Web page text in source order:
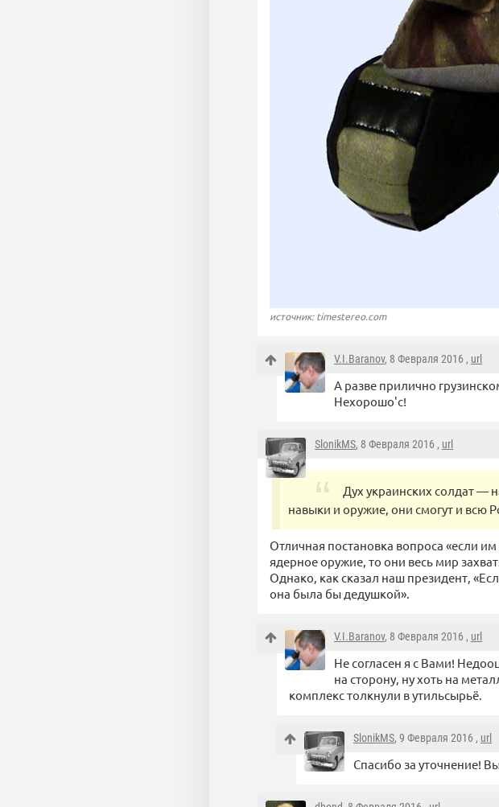
источник: timestereo.com
V.I.Baranov, 8 Февраля 2016 , url
А разве прилично
Нехорошо'с!
SlonikMS, 8 Февраля 2016 , url
Дух украинских солдат —
навыки и оружие, они смогут и всю
Отличная постановка вопроса «если
ядерное оружие, то они весь мир
Однако, как сказал наш президент,
она была бы дедушкой».
V.I.Baranov, 8 Февраля 2016 , url
Не согласен я с Вами!
на сторону, ну хоть на
комплекс толкнули в утильсырьё.
SlonikMS, 9 Февраля 2016 , url
Спасибо за уточнение!